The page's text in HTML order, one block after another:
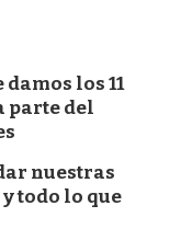
los 11
parte del
nuestras
todo lo que